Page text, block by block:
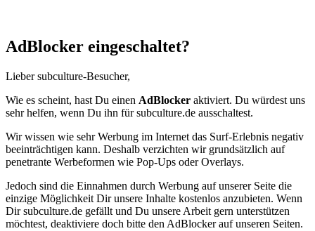
AdBlocker eingeschaltet?
Lieber subculture-Besucher,
Wie es scheint, hast Du einen AdBlocker aktiviert. Du würdest uns
sehr helfen, wenn Du ihn für subculture.de ausschaltest.
Wir wissen wie sehr Werbung im Internet das Surf-Erlebnis negativ
beeinträchtigen kann. Deshalb verzichten wir grundsätzlich auf
penetrante Werbeformen wie Pop-Ups oder Overlays.
Jedoch sind die Einnahmen durch Werbung auf unserer Seite die
einzige Möglichkeit Dir unsere Inhalte kostenlos anzubieten. Wenn
Dir subculture.de gefällt und Du unsere Arbeit gern unterstützen
möchtest, deaktiviere doch bitte den AdBlocker auf unseren Seiten.